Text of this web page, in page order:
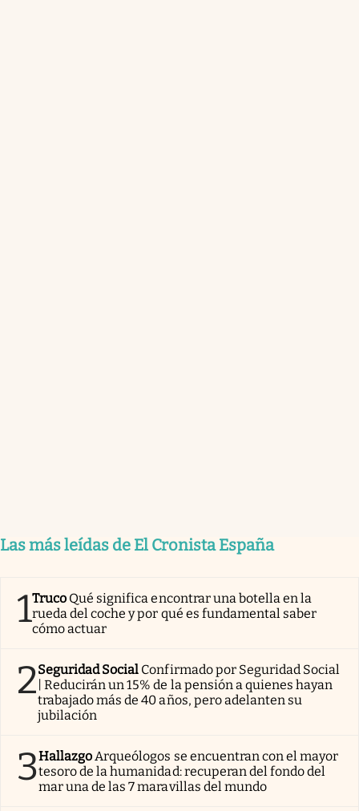
Las más leídas de El Cronista España
1Truco Qué significa encontrar una botella en la
rueda del coche y por qué es fundamental saber
cómo actuar
2Seguridad Social Confirmado por Seguridad Social
| Reducirán un 15% de la pensión a quienes hayan
trabajado más de 40 años, pero adelanten su
jubilación
3Hallazgo Arqueólogos se encuentran con el mayor
tesoro de la humanidad: recuperan del fondo del
mar una de las 7 maravillas del mundo